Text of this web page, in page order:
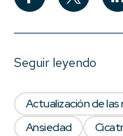
Seguir leyendo
Actualización de las
Ansiedad